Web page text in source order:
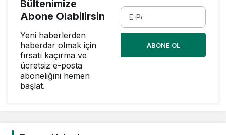
Bültenimize
Abone Olabilirsin
Yeni haberlerden
haberdar olmak için
fırsatı kaçırma ve
ücretsiz e-posta
aboneliğini hemen
başlat.
ABONE OL